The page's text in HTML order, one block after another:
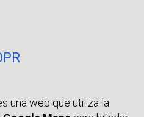
una web que utiliza la